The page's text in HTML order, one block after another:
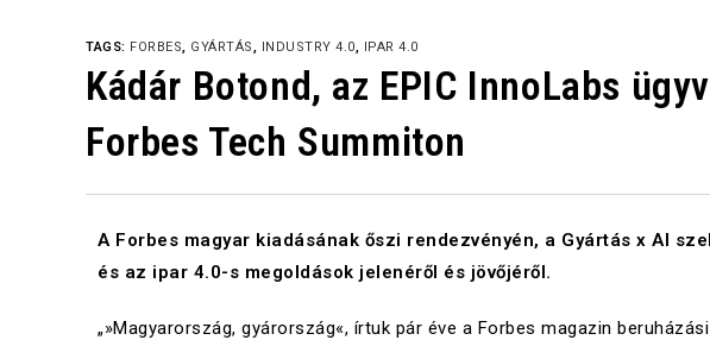
TAGS: FORBES, GYÁRTÁS, INDUSTRY 4.0, IPAR 4.0
Kádár Botond, az EPIC InnoLabs
Forbes Tech Summiton
A Forbes magyar kiadásának őszi rendezvényén, a Gyártás x AI
és az ipar 4.0-s megoldások jelenéről és jövőjéről.
„»Magyarország, gyárország«, írtuk pár éve a Forbes magazin